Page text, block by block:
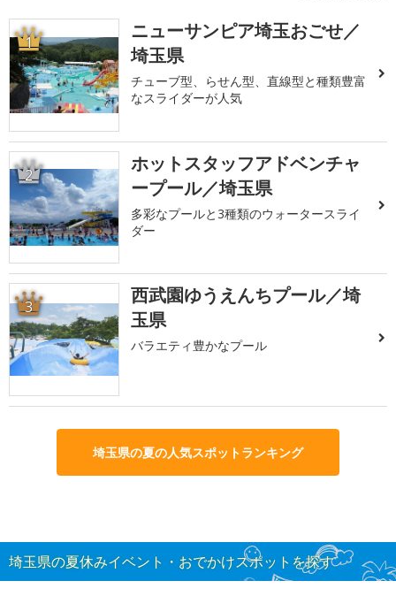
1
ニューサンピア埼玉おごせ／
埼玉県
チューブ型、らせん型、直線型と種類豊富
なスライダーが人気
2
ホットスタッフアドベンチャ
ープール／埼玉県
多彩なプールと3種類のウォータースライ
ダー
3
西武園ゆうえんちプール／埼
玉県
バラエティ豊かなプール
埼玉県の夏の人気スポットランキング
埼玉県の夏休みイベント・おでかけスポットを探す